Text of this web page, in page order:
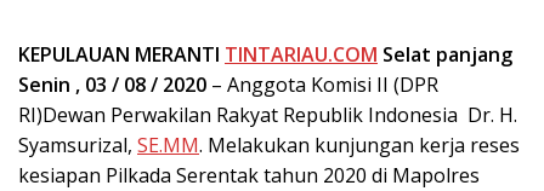
KEPULAUAN MERANTI TINTARIAU.COM Selat panjang
Senin , 03 / 08 / 2020 – Anggota Komisi II (DPR
RI)Dewan Perwakilan Rakyat Republik Indonesia Dr. H.
Syamsurizal, SE.MM. Melakukan kunjungan kerja reses
kesiapan Pilkada Serentak tahun 2020 di Mapolres